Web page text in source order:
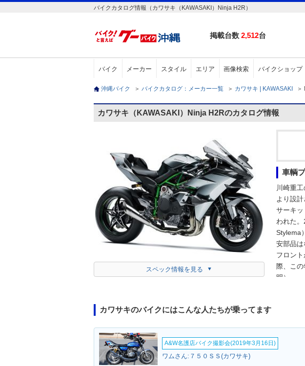
バイクカタログ情報（カワサキ（KAWASAKI）Ninja H2R）
掲載台数 2,512台
バイク メーカー スタイル エリア 画像検索 バイクショップ
沖縄バイク ＞ バイクカタログ：メーカー一覧 ＞ カワサキ | KAWASAKI ＞
カワサキ（KAWASAKI）Ninja H2Rのカタログ情報
スペック情報を見る
車輌
川崎重
より設
サーキ
われた
Stylema
安部品は
フロン
際、こ
明）。
カワサキのバイクにはこんな人たちが乗ってます
A&W名護店バイク撮影会(2019年3月16日)
ワムさん:７５０ＳＳ(カワサキ)